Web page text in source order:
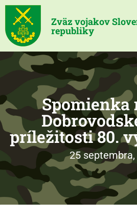
Zväz vojakov
republiky
Spomienka
príležitosti 80.
25 septembra,